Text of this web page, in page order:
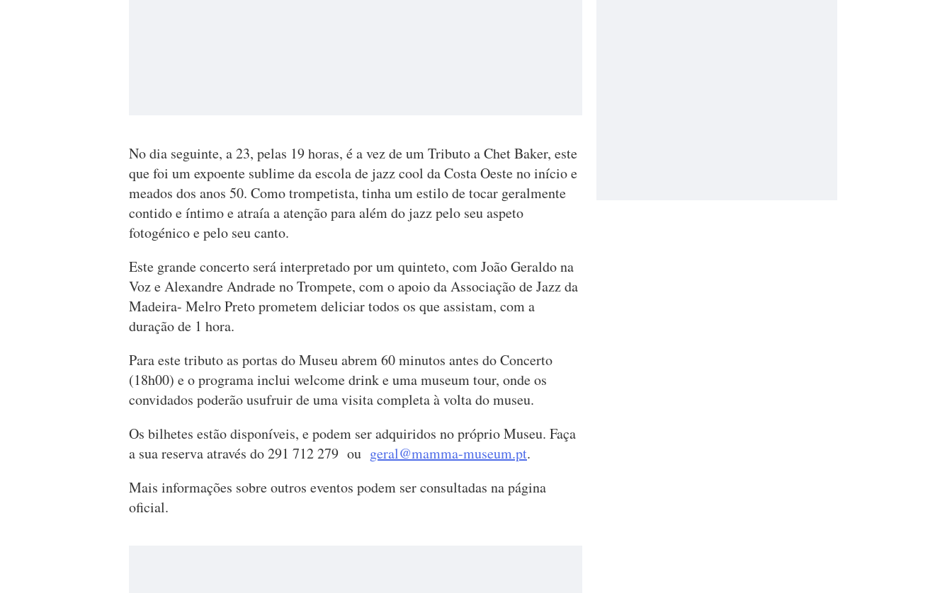
No dia seguinte, a 23, pelas 19 horas, é a vez de um Tributo a Chet Baker, este
que foi um expoente sublime da escola de jazz cool da Costa Oeste no início e
meados dos anos 50. Como trompetista, tinha um estilo de tocar geralmente
contido e íntimo e atraía a atenção para além do jazz pelo seu aspeto
fotogénico e pelo seu canto.
Este grande concerto será interpretado por um quinteto, com João Geraldo na
Voz e Alexandre Andrade no Trompete, com o apoio da Associação de Jazz da
Madeira- Melro Preto prometem deliciar todos os que assistam, com a
duração de 1 hora.
Para este tributo as portas do Museu abrem 60 minutos antes do Concerto
(18h00) e o programa inclui welcome drink e uma museum tour, onde os
convidados poderão usufruir de uma visita completa à volta do museu.
Os bilhetes estão disponíveis, e podem ser adquiridos no próprio Museu. Faça
a sua reserva através do 291 712 279 ou geral@mamma-museum.pt.
Mais informações sobre outros eventos podem ser consultadas na página
oficial.